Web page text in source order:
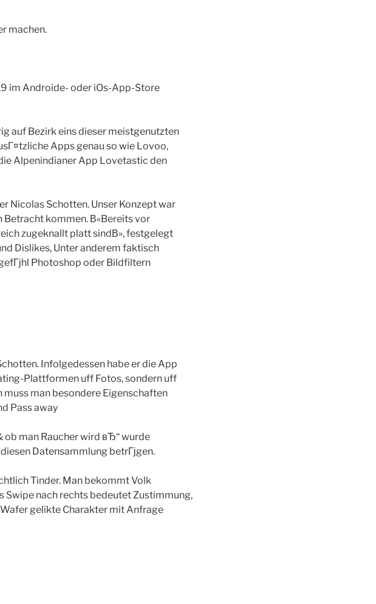
machen.
im Androide- oder iOs-App-Store
auf Bezirk eins dieser meistgenutzten
Apps genau so wie Lovoo,
Alpenindianer App Lovetastic den
Nicolas Schotten. Unser Konzept war
Betracht kommen. В«Bereits vor
zugeknallt platt sindВ», festgelegt
Dislikes, Unter anderem faktisch
Photoshop oder Bildfiltern
Infolgedessen habe er die App
Plattformen uff Fotos, sondern uff
muss man besondere Eigenschaften
Pass away
ob man Raucher wird вЂ“ wurde
Datensammlung betrГјgen.
Tinder. Man bekommt Volk
Swipe nach rechts bedeutet Zustimmung,
gelikte Charakter mit Anfrage